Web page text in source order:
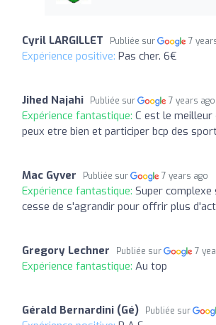
Cyril LARGILLET Publiée sur 7
Expérience positive: Pas cher. 6€
Jihed Najahi Publiée sur 7 years ago
Expérience fantastique: C est le
peux etre bien et participer bcp des sport
Mac Gyver Publiée sur 7 years ago
Expérience fantastique: Super
cesse de s'agrandir pour offrir plus
Gregory Lechner Publiée sur 7
Expérience fantastique: Au top
Gérald Bernardini (Gé) Publiée sur